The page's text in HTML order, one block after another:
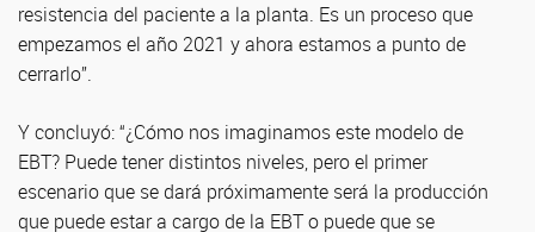
resistencia del paciente a la planta. Es un proceso que
empezamos el año 2021 y ahora estamos a punto de
cerrarlo”.
Y concluyó: “¿Cómo nos imaginamos este modelo de
EBT? Puede tener distintos niveles, pero el primer
escenario que se dará próximamente será la producción
que puede estar a cargo de la EBT o puede que se